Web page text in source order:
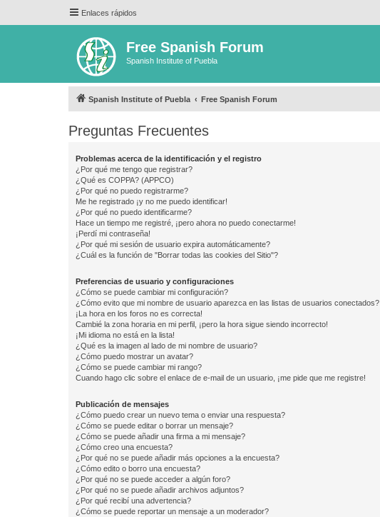
Enlaces rápidos
Free Spanish Forum
Spanish Institute of Puebla
Spanish Institute of Puebla Free Spanish Forum
Preguntas Frecuentes
Problemas acerca de la identificación y el registro
¿Por qué me tengo que registrar?
¿Qué es COPPA? (APPCO)
¿Por qué no puedo registrarme?
Me he registrado ¡y no me puedo identificar!
¿Por qué no puedo identificarme?
Hace un tiempo me registré, ¡pero ahora no puedo conectarme!
¡Perdí mi contraseña!
¿Por qué mi sesión de usuario expira automáticamente?
¿Cuál es la función de "Borrar todas las cookies del Sitio"?
Preferencias de usuario y configuraciones
¿Cómo se puede cambiar mi configuración?
¿Cómo evito que mi nombre de usuario aparezca en las listas de usuarios conectados?
¡La hora en los foros no es correcta!
Cambié la zona horaria en mi perfil, ¡pero la hora sigue siendo incorrecto!
¡Mi idioma no está en la lista!
¿Qué es la imagen al lado de mi nombre de usuario?
¿Cómo puedo mostrar un avatar?
¿Cómo se puede cambiar mi rango?
Cuando hago clic sobre el enlace de e-mail de un usuario, ¡me pide que me registre!
Publicación de mensajes
¿Cómo puedo crear un nuevo tema o enviar una respuesta?
¿Cómo se puede editar o borrar un mensaje?
¿Cómo se puede añadir una firma a mi mensaje?
¿Cómo creo una encuesta?
¿Por qué no se puede añadir más opciones a la encuesta?
¿Cómo edito o borro una encuesta?
¿Por qué no se puede acceder a algún foro?
¿Por qué no se puede añadir archivos adjuntos?
¿Por qué recibí una advertencia?
¿Cómo se puede reportar un mensaje a un moderador?